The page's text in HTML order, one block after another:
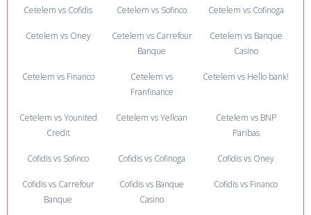
Cetelem vs Cofidis Cetelem vs Sofinco Cetelem vs Cofinoga
Cetelem vs Oney
Cetelem vs Carrefour
Banque
Cetelem vs Banque
Casino
Cetelem vs Financo
Cetelem vs
Franfinance
Cetelem vs Hello bank!
Cetelem vs Younited
Credit
Cetelem vs Yelloan
Cetelem vs BNP
Paribas
Cofidis vs Sofinco Cofidis vs Cofinoga Cofidis vs Oney
Cofidis vs Carrefour
Banque
Cofidis vs Banque
Casino
Cofidis vs Financo